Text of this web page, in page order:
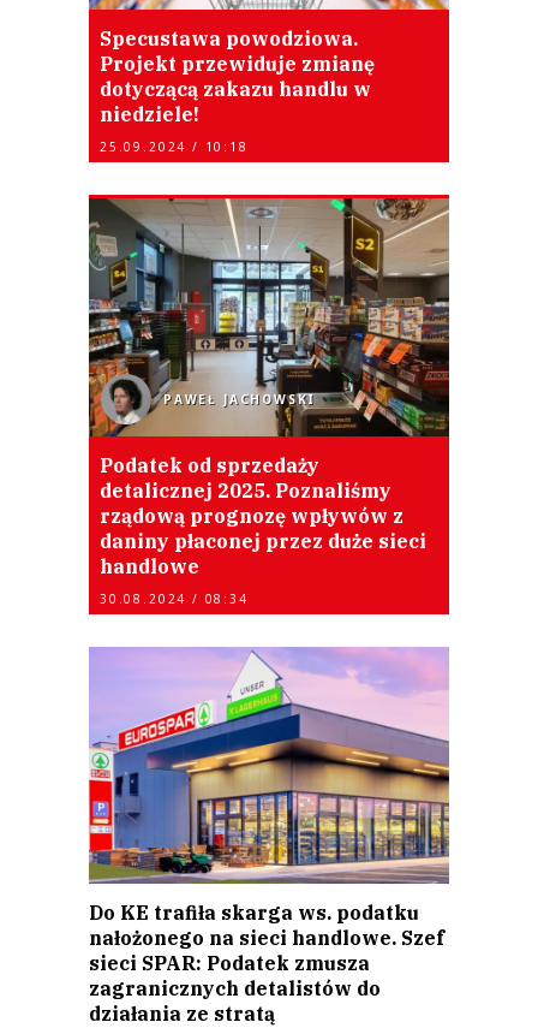
Specustawa powodziowa.
Projekt przewiduje zmianę
dotyczącą zakazu handlu w
niedziele!
25.09.2024 / 10:18
PAWEŁ JACHOWSKI
Podatek od sprzedaży
detalicznej 2025. Poznaliśmy
rządową prognozę wpływów z
daniny płaconej przez duże sieci
handlowe
30.08.2024 / 08:34
Do KE trafiła skarga ws. podatku
nałożonego na sieci handlowe. Szef
sieci SPAR: Podatek zmusza
zagranicznych detalistów do
działania ze stratą